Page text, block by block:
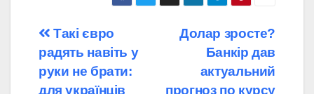
Навігація
записів
Долар зросте?
Банкір дав
актуальний
прогноз по курсу
Такі євро
радять навіть у
руки не брати:
для українців